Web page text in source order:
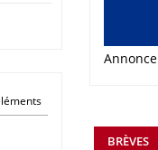
Annonce
BRÈVES